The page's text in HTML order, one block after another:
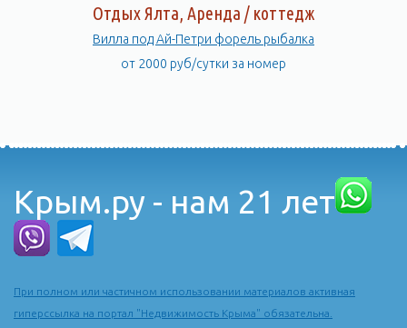
Отдых Ялта, Аренда / коттедж
Вилла под Ай-Петри форель рыбалка
от 2000 руб/сутки за номер
Крым.ру - нам 21 лет
При полном или частичном использовании материалов активная
гиперссылка на портал "Недвижимость Крыма" обязательна.